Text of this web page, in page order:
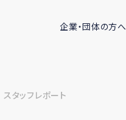
企業・団体の方へ
スタッフレポート